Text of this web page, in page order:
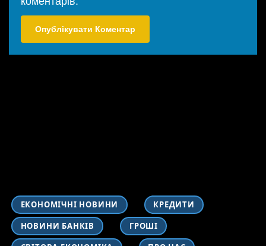
ЕКОНОМІЧНІ НОВИНИ
КРЕДИТИ
НОВИНИ БАНКІВ
ГРОШІ